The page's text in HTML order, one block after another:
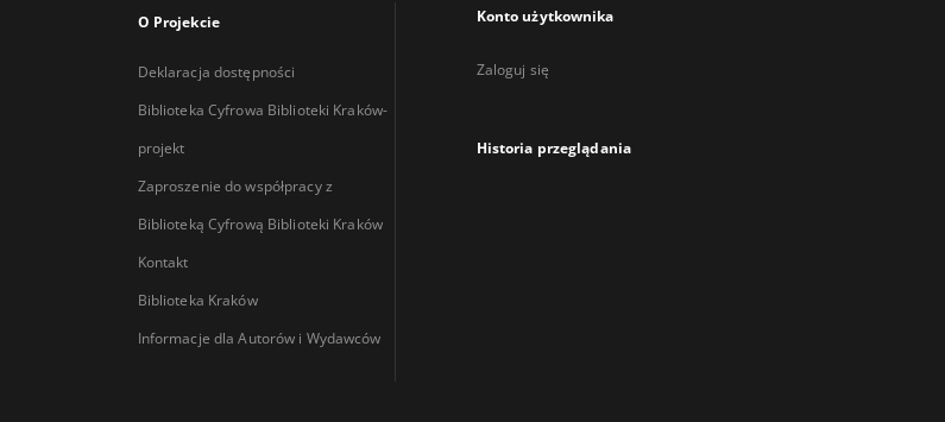
O Projekcie
Deklaracja dostępności
Biblioteka Cyfrowa Biblioteki Kraków-
projekt
Zaproszenie do współpracy z
Biblioteką Cyfrową Biblioteki Kraków
Kontakt
Biblioteka Kraków
Informacje dla Autorów i Wydawców
Konto użytkownika
Zaloguj się
Historia przeglądania